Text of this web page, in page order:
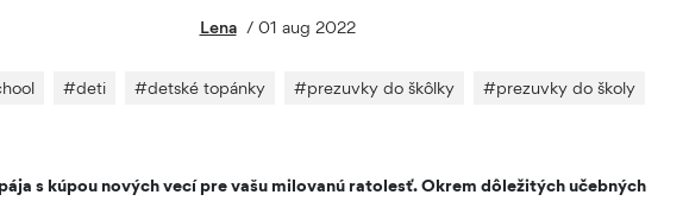
Lena / 01 aug 2022
#deti #detské topánky #prezuvky do škôlky #prezuvky do školy
s kúpou nových vecí pre vašu milovanú ratolesť. Okrem dôležitých učebných